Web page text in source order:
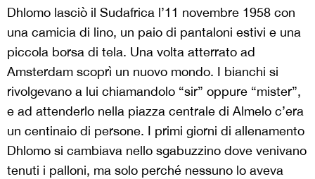
Dhlomo lasciò il Sudafrica l’11 novembre 1958 con
una camicia di lino, un paio di pantaloni estivi e una
piccola borsa di tela. Una volta atterrato ad
Amsterdam scoprì un nuovo mondo. I bianchi si
rivolgevano a lui chiamandolo “sir” oppure “mister”,
e ad attenderlo nella piazza centrale di Almelo c’era
un centinaio di persone. I primi giorni di allenamento
Dhlomo si cambiava nello sgabuzzino dove venivano
tenuti i palloni, ma solo perché nessuno lo aveva